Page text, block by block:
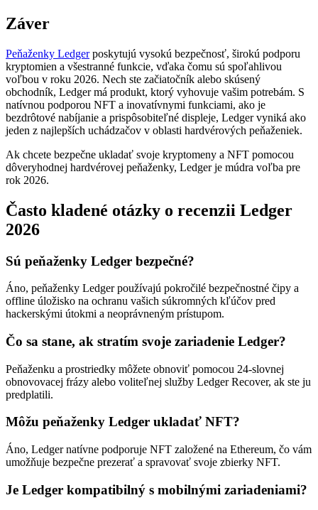
Záver
Peňaženky Ledgerposkytujú vysokú bezpečnosť, širokú podporu
kryptomien a všestranné funkcie, vďaka čomu sú spoľahlivou
voľbou v roku 2026. Nech ste začiatočník alebo skúsený
obchodník, Ledger má produkt, ktorý vyhovuje vašim potrebám. S
natívnou podporou NFT a inovatívnymi funkciami, ako je
bezdrôtové nabíjanie a prispôsobiteľné displeje, Ledger vyniká ako
jeden z najlepších uchádzačov v oblasti hardvérových peňaženiek.
Ak chcete bezpečne ukladať svoje kryptomeny a NFT pomocou
dôveryhodnej hardvérovej peňaženky, Ledger je múdra voľba pre
rok 2026.
Často kladené otázky o recenzii Ledger
2026
Sú peňaženky Ledger bezpečné?
Áno, peňaženky Ledger používajú pokročilé bezpečnostné čipy a
offline úložisko na ochranu vašich súkromných kľúčov pred
hackerskými útokmi a neoprávneným prístupom.
Čo sa stane, ak stratím svoje zariadenie Ledger?
Peňaženku a prostriedky môžete obnoviť pomocou 24-slovnej
obnovovacej frázy alebo voliteľnej služby Ledger Recover, ak ste ju
predplatili.
Môžu peňaženky Ledger ukladať NFT?
Áno, Ledger natívne podporuje NFT založené na Ethereum, čo vám
umožňuje bezpečne prezerať a spravovať svoje zbierky NFT.
Je Ledger kompatibilný s mobilnými zariadeniami?